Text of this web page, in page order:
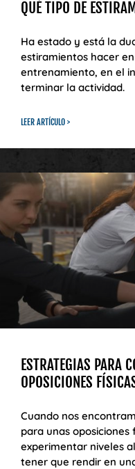
QUÉ TIPO DE
Ha estado y está la
estiramientos hacer
entrenamiento, en el
terminar la actividad.
LEER ARTÍCULO >
ESTRATEGIAS PARA
OPOSICIONES
Cuando nos
para unas oposiciones
experimentar niveles
tener que rendir en